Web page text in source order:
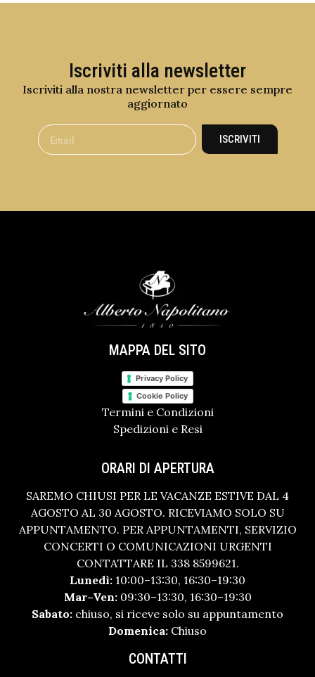
Iscriviti alla newsletter
Iscriviti alla nostra newsletter per essere sempre
aggiornato
ISCRIVITI
MAPPA DEL SITO
Privacy Policy
Cookie Policy
Termini e Condizioni
Spedizioni e Resi
ORARI DI APERTURA
SAREMO CHIUSI PER LE VACANZE ESTIVE DAL 4
AGOSTO AL 30 AGOSTO. RICEVIAMO SOLO SU
APPUNTAMENTO. PER APPUNTAMENTI, SERVIZIO
CONCERTI O COMUNICAZIONI URGENTI
CONTATTARE IL 338 8599621.
Lunedì: 10:00–13:30, 16:30–19:30
Mar–Ven:09:30–13:30, 16:30–19:30
Sabato: chiuso, si riceve solo su appuntamento
Domenica: Chiuso
CONTATTI